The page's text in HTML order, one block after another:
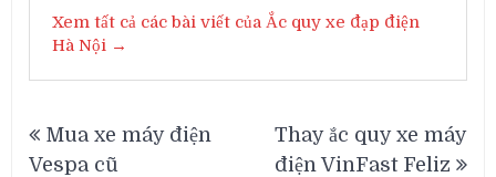
Xem tất cả các bài viết của Ắc quy xe đạp điện
Hà Nội →
hướng
Mua xe máy điện
Vespa cũ
Thay ắc quy xe máy
điện VinFast Feliz